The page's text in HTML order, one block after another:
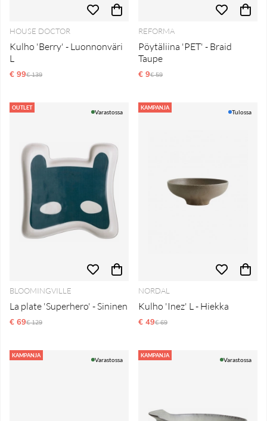
HOUSE DOCTOR
Kulho 'Berry' - Luonnonväri
L
€ 99Normaali hinta
€ 139
REFORMA
Pöytäliina 'PET' - Braid
Taupe
€ 9Normaali hinta
€ 59
OUTLET
Varastossa
BLOOMINGVILLE
La plate 'Superhero' - Sininen
€ 69Normaali hinta
€ 129
KAMPANJA
Tulossa
NORDAL
Kulho 'Inez' L - Hiekka
€ 49Normaali hinta
€ 69
KAMPANJA
Varastossa
KAMPANJA
Varastossa